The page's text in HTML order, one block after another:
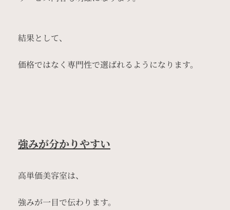
結果として、
価格ではなく専門性で選ばれるようになります。
強みが分かりやすい
高単価美容室は、
強みが一目で伝わります。